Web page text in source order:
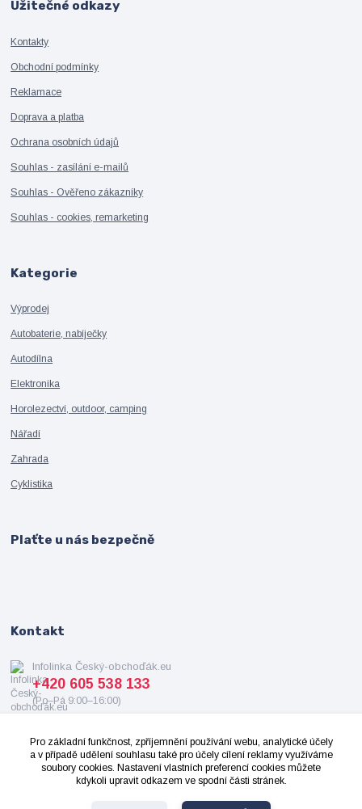
Užitečné odkazy
Kontakty
Obchodní podmínky
Reklamace
Doprava a platba
Ochrana osobních údajů
Souhlas - zasílání e-mailů
Souhlas - Ověřeno zákazníky
Souhlas - cookies, remarketing
Kategorie
Výprodej
Autobaterie, nabíječky
Autodílna
Elektronika
Horolezectví, outdoor, camping
Nářadí
Zahrada
Cyklistika
Plaťte u nás bezpečně
Kontakt
Infolinka Český-obchoďák.eu
+420 605 538 133
(Po–Pá 9:00–16:00)
Pro základní funkčnost, zpříjemnění používání webu, analytické účely
a v případě udělení souhlasu také pro účely cílení reklamy využíváme
soubory cookies. Nastavení vlastních preferencí cookies můžete
kdykoli upravit odkazem ve spodní části stránek.